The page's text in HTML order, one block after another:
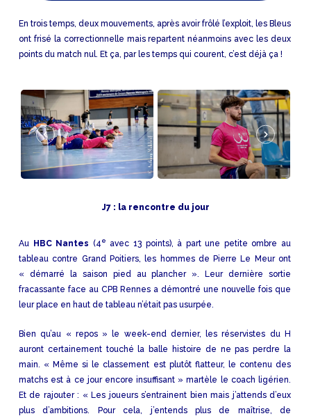
En trois temps, deux mouvements, après avoir frôlé l’exploit, les Bleus
ont frisé la correctionnelle mais repartent néanmoins avec les deux
points du match nul. Et ça, par les temps qui courent, c’est déjà ça !
A
N
A
L
A
B
E
J7 : la rencontre du jour
Au HBC Nantes (4 e
avec 13 points), à part une petite ombre au
tableau contre Grand Poitiers, les hommes de Pierre Le Meur ont
« démarré la saison pied au plancher ». Leur dernière sortie
fracassante face au CPB Rennes a démontré une nouvelle fois que
leur place en haut de tableau n’était pas usurpée.
Bien qu’au « repos » le week-end dernier, les réservistes du H
auront certainement touché la balle histoire de ne pas perdre la
main. « Même si le classement est plutôt flatteur, le contenu des
matchs est à ce jour encore insuffisant » martèle le coach ligérien.
Et de rajouter : « Les joueurs s’entrainent bien mais j’attends d’eux
plus d’ambitions. Pour cela, j’entends plus de maîtrise, de